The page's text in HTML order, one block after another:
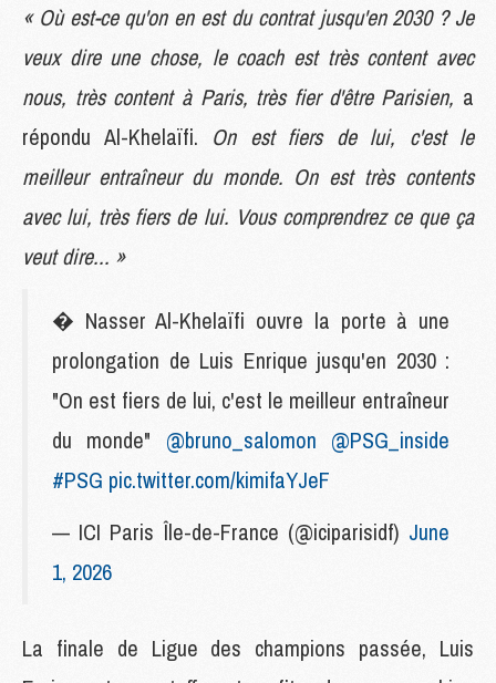
« Où est-ce qu'on en est du contrat jusqu'en 2030 ? Je
veux dire une chose, le coach est très content avec
nous, très content à Paris, très fier d'être Parisien, a
répondu Al-Khelaïfi. On est fiers de lui, c'est le
meilleur entraîneur du monde. On est très contents
avec lui, très fiers de lui. Vous comprendrez ce que ça
veut dire... »
� Nasser Al-Khelaïfi ouvre la porte à une
prolongation de Luis Enrique jusqu'en 2030 :
"On est fiers de lui, c'est le meilleur entraîneur
du monde" @bruno_salomon @PSG_inside
#PSG pic.twitter.com/kimifaYJeF
— ICI Paris Île-de-France (@iciparisidf) June
1, 2026
La finale de Ligue des champions passée, Luis